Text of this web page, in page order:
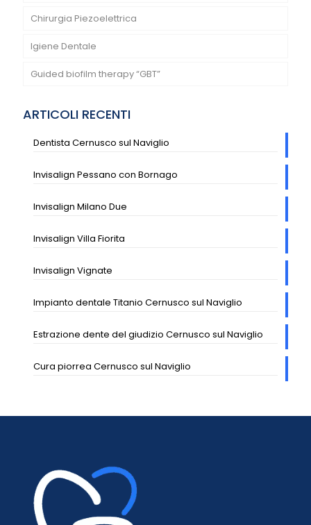
Chirurgia Piezoelettrica
Igiene Dentale
Guided biofilm therapy “GBT”
ARTICOLI RECENTI
Dentista Cernusco sul Naviglio
Invisalign Pessano con Bornago
Invisalign Milano Due
Invisalign Villa Fiorita
Invisalign Vignate
Impianto dentale Titanio Cernusco sul Naviglio
Estrazione dente del giudizio Cernusco sul Naviglio
Cura piorrea Cernusco sul Naviglio